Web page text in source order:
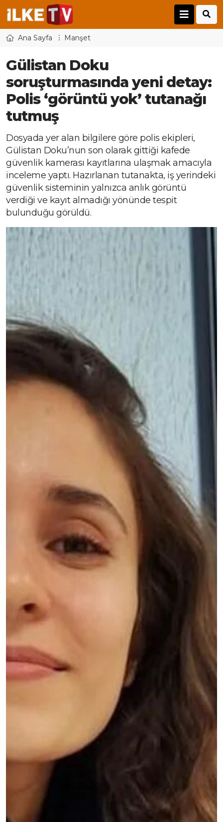
Ana Sayfa Manşet
Gülistan Doku
soruşturmasında yeni detay:
Polis ‘görüntü yok’ tutanağı
tutmuş
Dosyada yer alan bilgilere göre polis ekipleri,
Gülistan Doku’nun son olarak gittiği kafede
güvenlik kamerası kayıtlarına ulaşmak amacıyla
inceleme yaptı. Hazırlanan tutanakta, iş yerindeki
güvenlik sisteminin yalnızca anlık görüntü
verdiği ve kayıt almadığı yönünde tespit
bulunduğu görüldü.